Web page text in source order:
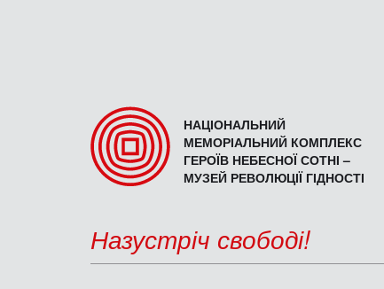
НАЦІОНАЛЬНИЙ
МЕМОРІАЛЬНИЙ КОМПЛЕКС
ГЕРОЇВ НЕБЕСНОЇ СОТНІ –
МУЗЕЙ РЕВОЛЮЦІЇ ГІДНОСТІ
Назустріч свободі!